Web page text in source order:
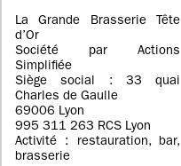
La Grande Brasserie Tête
d’Or
Société par Actions
Simplifiée
Siège social : 33 quai
Charles de Gaulle
69006 Lyon
995 311 263 RCS Lyon
Activité : restauration, bar,
brasserie